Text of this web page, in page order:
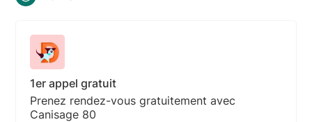
1er appel gratuit
Prenez rendez-vous gratuitement avec
Canisage 80